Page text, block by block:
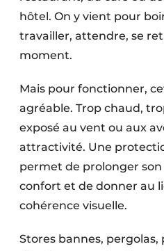
hôtel. On y vient pour
travailler, attendre, se
moment.
Mais pour fonctionner,
agréable. Trop chaud,
exposé au vent ou aux
attractivité. Une
permet de prolonger son
confort et de donner au
cohérence visuelle.
Stores bannes, pergolas,